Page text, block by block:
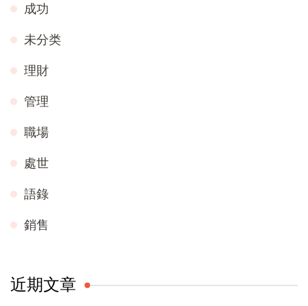
成功
未分类
理財
管理
職場
處世
語錄
銷售
近期文章